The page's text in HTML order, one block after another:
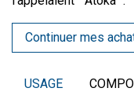
Continuer mes
USAGE